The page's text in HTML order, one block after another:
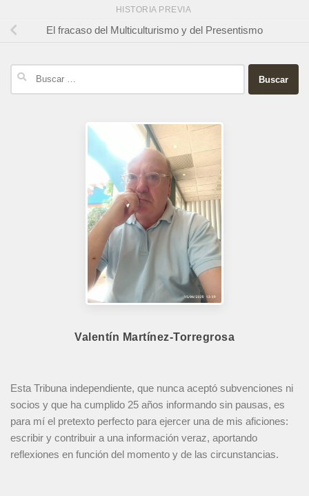
HISTORIA PREVIA
El fracaso del Multiculturismo y del Presentismo
Buscar:
Valentín Martínez-Torregrosa
Esta Tribuna independiente, que nunca aceptó subvenciones ni
socios y que ha cumplido 25 años informando sin pausas, es
para mí el pretexto perfecto para ejercer una de mis aficiones:
escribir y contribuir a una información veraz, aportando
reflexiones en función del momento y de las circunstancias.